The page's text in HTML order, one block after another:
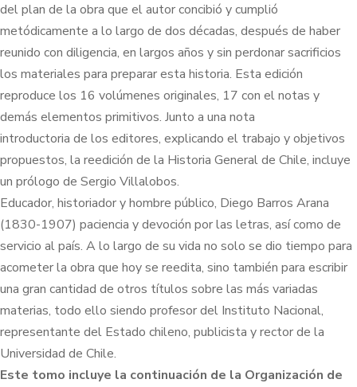
del plan de la obra que el autor concibió y cumplió
metódicamente a lo largo de dos décadas, después de haber
reunido con diligencia, en largos años y sin perdonar sacrificios
los materiales para preparar esta historia. Esta edición
reproduce los 16 volúmenes originales, 17 con el notas y
demás elementos primitivos. Junto a una nota
introductoria de los editores, explicando el trabajo y objetivos
propuestos, la reedición de la Historia General de Chile, incluye
un prólogo de Sergio Villalobos.
Educador, historiador y hombre público, Diego Barros Arana
(1830-1907) paciencia y devoción por las letras, así como de
servicio al país. A lo largo de su vida no solo se dio tiempo para
acometer la obra que hoy se reedita, sino también para escribir
una gran cantidad de otros títulos sobre las más variadas
materias, todo ello siendo profesor del Instituto Nacional,
representante del Estado chileno, publicista y rector de la
Universidad de Chile.
Este tomo incluye la continuación de la Organización de